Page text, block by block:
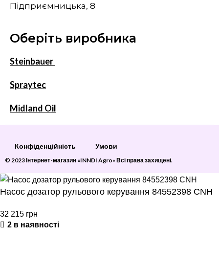
Підприємницька, 8
Оберіть виробника
Steinbauer
Spraytec
Midland Oil
Конфіденційність Умови
© 2023 Інтернет-магазин «INNDI Agro» Всі права захищені.
Насос дозатор рульового керування 84552398 CNH
32 215 грн
2 в наявності